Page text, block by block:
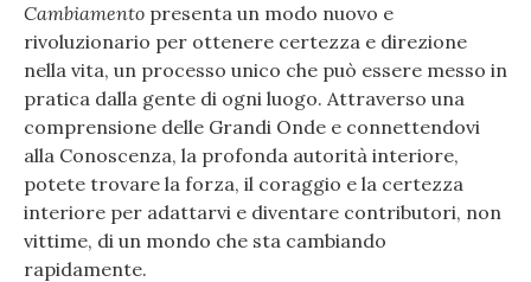
Cambiamento presenta un modo nuovo e
rivoluzionario per ottenere certezza e direzione
nella vita, un processo unico che può essere messo in
pratica dalla gente di ogni luogo. Attraverso una
comprensione delle Grandi Onde e connettendovi
alla Conoscenza, la profonda autorità interiore,
potete trovare la forza, il coraggio e la certezza
interiore per adattarvi e diventare contributori, non
vittime, di un mondo che sta cambiando
rapidamente.